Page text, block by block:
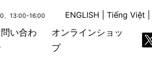
、13:00-16:00 ENGLISH Tiếng Việt
い合わ
オンラインショッ
プ